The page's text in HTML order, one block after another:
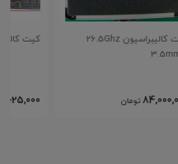
کیت کالیبراسیون SMA 8.5Ghz
11,025,000